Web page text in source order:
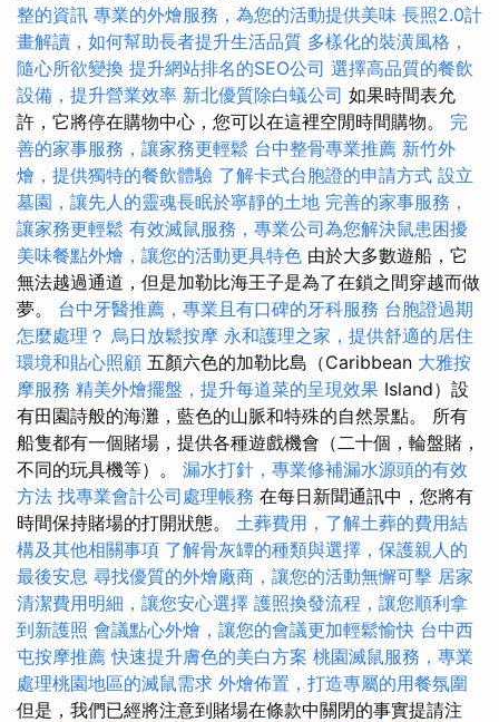
整的資訊 專業的外燴服務，為您的活動提供美味 長照2.0計
畫解讀，如何幫助長者提升生活品質 多樣化的裝潢風格，
隨心所欲變換 提升網站排名的SEO公司 選擇高品質的餐飲
設備，提升營業效率 新北優質除白蟻公司 如果時間表允
許，它將停在購物中心，您可以在這裡空閒時間購物。 完
善的家事服務，讓家務更輕鬆 台中整骨專業推薦 新竹外
燴，提供獨特的餐飲體驗 了解卡式台胞證的申請方式 設立
墓園，讓先人的靈魂長眠於寧靜的土地 完善的家事服務，
讓家務更輕鬆 有效滅鼠服務，專業公司為您解決鼠患困擾
美味餐點外燴，讓您的活動更具特色 由於大多數遊船，它
無法越過通道，但是加勒比海王子是為了在鎖之間穿越而做
夢。 台中牙醫推薦，專業且有口碑的牙科服務 台胞證過期
怎麼處理？ 烏日放鬆按摩 永和護理之家，提供舒適的居住
環境和貼心照顧 五顏六色的加勒比島（Caribbean 大雅按
摩服務 精美外燴擺盤，提升每道菜的呈現效果 Island）設
有田園詩般的海灘，藍色的山脈和特殊的自然景點。 所有
船隻都有一個賭場，提供各種遊戲機會（二十個，輪盤賭，
不同的玩具機等）。 漏水打針，專業修補漏水源頭的有效
方法 找專業會計公司處理帳務 在每日新聞通訊中，您將有
時間保持賭場的打開狀態。 土葬費用，了解土葬的費用結
構及其他相關事項 了解骨灰罈的種類與選擇，保護親人的
最後安息 尋找優質的外燴廠商，讓您的活動無懈可擊 居家
清潔費用明細，讓您安心選擇 護照換發流程，讓您順利拿
到新護照 會議點心外燴，讓您的會議更加輕鬆愉快 台中西
屯按摩推薦快速提升膚色的美白方案 桃園滅鼠服務，專業
處理桃園地區的滅鼠需求 外燴佈置，打造專屬的用餐氛圍
但是，我們已經將注意到賭場在條款中關閉的事實提請注